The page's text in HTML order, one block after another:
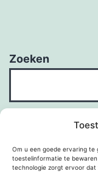
Om u een goede ervaring te
toestelinformatie te
technologie zorgt ervoor dat
Zoeken